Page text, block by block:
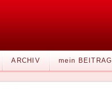
ARCHIV mein BEITRAG